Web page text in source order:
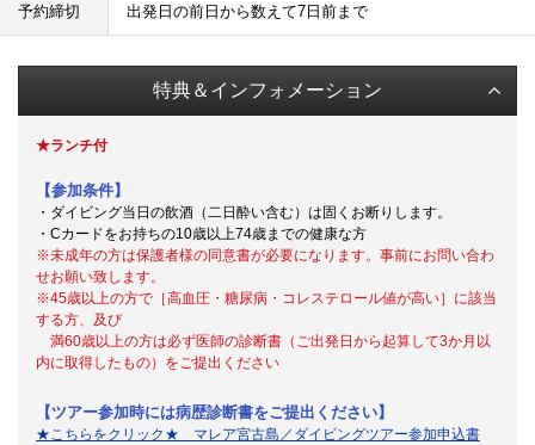
予約締切 出発日の前日から数えて7日前まで
特典＆インフォメーション
★ランチ付
【参加条件】
・ダイビング当日の飲酒（二日酔い含む）は固くお断りします。
・Cカードをお持ちの10歳以上74歳までの健康な方
※未成年の方は保護者様の同意書が必要になります。事前にお問い合わ
せお願い致します。
※45歳以上の方で［高血圧・糖尿病・コレステロール値が高い］に該当
する方、及び
満60歳以上の方は必ず医師の診断書（ご出発日から起算して3か月以
内に取得したもの）をご提出ください
【ツアー参加時には病歴診断書をご提出ください】
★こちらをクリック★ マレア宮古島／ダイビングツアー参加申込書